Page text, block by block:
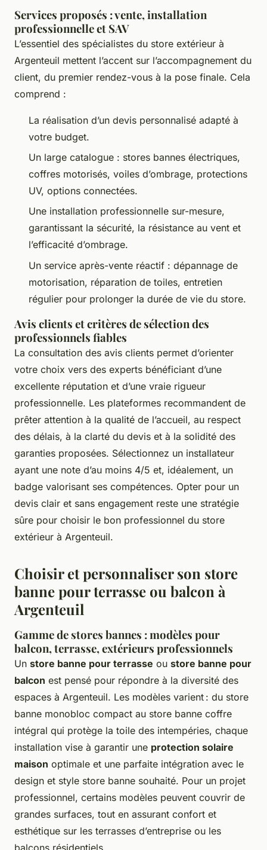
Services proposés : vente, installation
professionnelle et SAV
L’essentiel des spécialistes du store extérieur à
Argenteuil mettent l’accent sur l’accompagnement du
client, du premier rendez-vous à la pose finale. Cela
comprend :
La réalisation d’un devis personnalisé adapté à
votre budget.
Un large catalogue : stores bannes électriques,
coffres motorisés, voiles d’ombrage, protections
UV, options connectées.
Une installation professionnelle sur-mesure,
garantissant la sécurité, la résistance au vent et
l’efficacité d’ombrage.
Un service après-vente réactif : dépannage de
motorisation, réparation de toiles, entretien
régulier pour prolonger la durée de vie du store.
Avis clients et critères de sélection des
professionnels fiables
La consultation des avis clients permet d’orienter
votre choix vers des experts bénéficiant d’une
excellente réputation et d’une vraie rigueur
professionnelle. Les plateformes recommandent de
prêter attention à la qualité de l’accueil, au respect
des délais, à la clarté du devis et à la solidité des
garanties proposées. Sélectionnez un installateur
ayant une note d’au moins 4/5 et, idéalement, un
badge valorisant ses compétences. Opter pour un
devis clair et sans engagement reste une stratégie
sûre pour choisir le bon professionnel du store
extérieur à Argenteuil.
Choisir et personnaliser son store
banne pour terrasse ou balcon à
Argenteuil
Gamme de stores bannes : modèles pour
balcon, terrasse, extérieurs professionnels
Un store banne pour terrasse ou store banne pour
balcon est pensé pour répondre à la diversité des
espaces à Argenteuil. Les modèles varient : du store
banne monobloc compact au store banne coffre
intégral qui protège la toile des intempéries, chaque
installation vise à garantir une protection solaire
maison optimale et une parfaite intégration avec le
design et style store banne souhaité. Pour un projet
professionnel, certains modèles peuvent couvrir de
grandes surfaces, tout en assurant confort et
esthétique sur les terrasses d’entreprise ou les
balcons résidentiels.